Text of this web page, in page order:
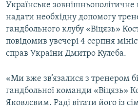
КТАТ
Усі сайти RFE/RL
Українське зовнішньополітичне
надати необхідну допомогу
гандбольного клубу «Віцязь»
повідомив увечері 4 серпня
справ України Дмитро Кулеба.
«Ми вже зв’язалися з тренером
гандбольної команди «Віцязь»
Яковлєвим. Раді вітати його із